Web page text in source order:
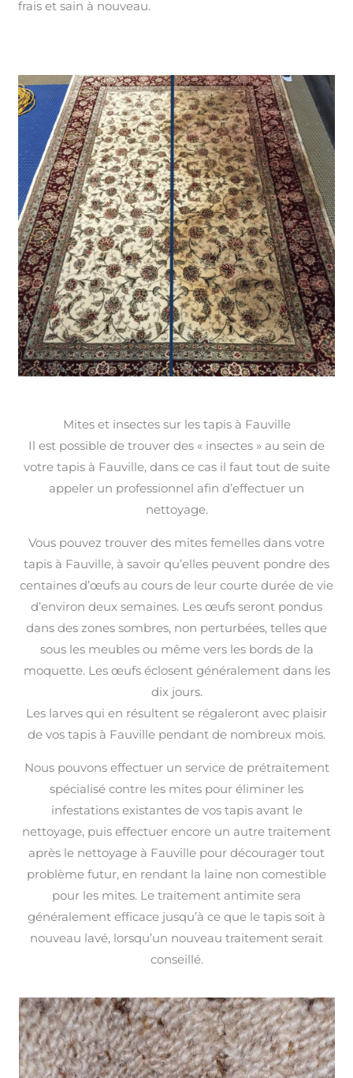
frais et sain à nouveau.
Mites et insectes sur les tapis à Fauville
Il est possible de trouver des « insectes » au sein de
votre tapis à Fauville, dans ce cas il faut tout de suite
appeler un professionnel afin d’effectuer un
nettoyage.
Vous pouvez trouver des mites femelles dans votre
tapis à Fauville, à savoir qu’elles peuvent pondre des
centaines d’œufs au cours de leur courte durée de vie
d’environ deux semaines. Les œufs seront pondus
dans des zones sombres, non perturbées, telles que
sous les meubles ou même vers les bords de la
moquette. Les œufs éclosent généralement dans les
dix jours.
Les larves qui en résultent se régaleront avec plaisir
de vos tapis à Fauville pendant de nombreux mois.
Nous pouvons effectuer un service de prétraitement
spécialisé contre les mites pour éliminer les
infestations existantes de vos tapis avant le
nettoyage, puis effectuer encore un autre traitement
après le nettoyage à Fauville pour décourager tout
problème futur, en rendant la laine non comestible
pour les mites. Le traitement antimite sera
généralement efficace jusqu’à ce que le tapis soit à
nouveau lavé, lorsqu’un nouveau traitement serait
conseillé.